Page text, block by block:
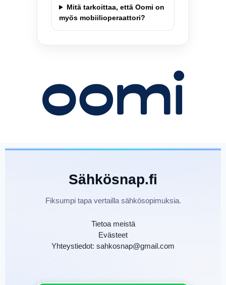
Mitä tarkoittaa, että Oomi on
myös mobiilioperaattori?
Sähkösnap.fi
Fiksumpi tapa vertailla sähkösopimuksia.
Tietoa meistä
Evästeet
Yhteystiedot: sahkosnap@gmail.com